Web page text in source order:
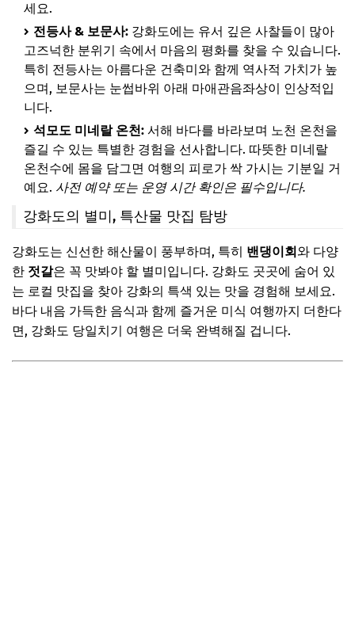
세요.
전등사 & 보문사: 강화도에는 유서 깊은 사찰들이 많아
고즈넉한 분위기 속에서 마음의 평화를 찾을 수 있습니다.
특히 전등사는 아름다운 건축미와 함께 역사적 가치가 높
으며, 보문사는 눈썹바위 아래 마애관음좌상이 인상적입
니다.
석모도 미네랄 온천: 서해 바다를 바라보며 노천 온천을
즐길 수 있는 특별한 경험을 선사합니다. 따뜻한 미네랄
온천수에 몸을 담그면 여행의 피로가 싹 가시는 기분일 거
예요. 사전 예약 또는 운영 시간 확인은 필수입니다.
강화도의 별미, 특산물 맛집 탐방
강화도는 신선한 해산물이 풍부하며, 특히 밴댕이회와 다양
한 젓갈은 꼭 맛봐야 할 별미입니다. 강화도 곳곳에 숨어 있
는 로컬 맛집을 찾아 강화의 특색 있는 맛을 경험해 보세요.
바다 내음 가득한 음식과 함께 즐거운 미식 여행까지 더한다
면, 강화도 당일치기 여행은 더욱 완벽해질 겁니다.